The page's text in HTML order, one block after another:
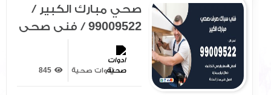
صحي مبارك الكبير /
99009522 / فني صحي
/ سباك / ادوات صحية /
رقم صحي مبارك
الكبير
ادوات صحية